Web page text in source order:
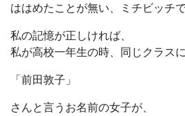
ははめたことが無い、ミチビッチで
私の記憶が正しければ、
私が高校一年生の時、同じクラスに
「前田敦子」
さんと言うお名前の女子が、